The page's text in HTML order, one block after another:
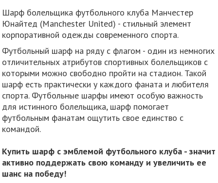
Шарф болельщика футбольного клуба Манчестер
Юнайтед (Manchester United) - стильный элемент
корпоративной одежды современного спорта.
Футбольный шарф на ряду с флагом - один из немногих
отличительных атрибутов спортивных болельщиков с
которыми можно свободно пройти на стадион. Такой
шарф есть практически у каждого фаната и любителя
спорта. Футбольные шарфы имеют особую важность
для истинного болельщика, шарф помогает
футбольным фанатам ощутить свое единство с
командой.
Купить шарф с эмблемой футбольного клуба - значит
активно поддержать свою команду и увеличить ее
шанс на победу!